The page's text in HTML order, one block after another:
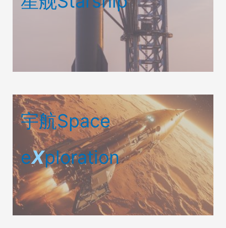
宇航Space
eXploration